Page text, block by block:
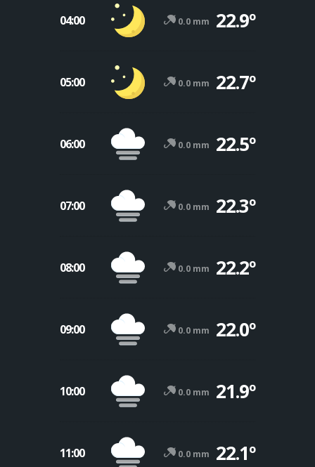
04:00 0.0 mm 22.9º
05:00 0.0 mm 22.7º
06:00 0.0 mm 22.5º
07:00 0.0 mm 22.3º
08:00 0.0 mm 22.2º
09:00 0.0 mm 22.0º
10:00 0.0 mm 21.9º
11:00 0.0 mm 22.1º